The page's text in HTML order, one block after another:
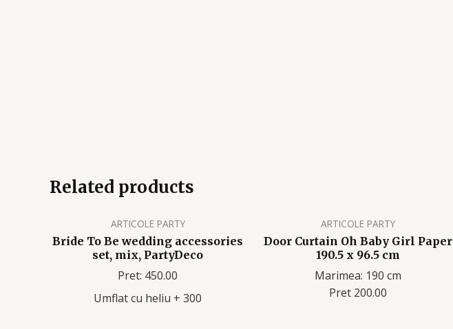
Related products
ARTICOLE PARTY
Bride To Be wedding accessories
set, mix, PartyDeco
Pret: 450.00
Umflat cu heliu + 300
ARTICOLE PARTY
Door Curtain Oh Baby Girl Paper
190.5 x 96.5 cm
Marimea: 190 cm
Pret 200.00